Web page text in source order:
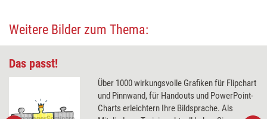
Weitere Bilder zum Thema:
Das passt!
Über 1000 wirkungsvolle Grafiken für Flipchart
und Pinnwand, für Handouts und PowerPoint-
Charts erleichtern Ihre Bildsprache. Als